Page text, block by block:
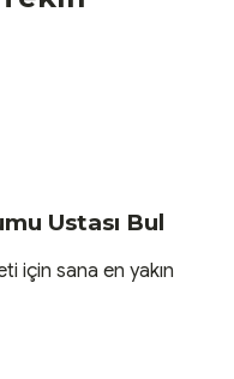
Ustası Bul
için sana en yakın